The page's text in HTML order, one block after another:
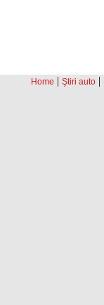
Home | Ştiri auto |